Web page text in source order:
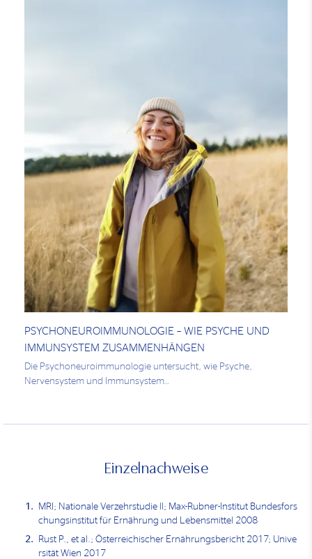
PSYCHONEUROIMMUNOLOGIE – WIE PSYCHE UND
IMMUNSYSTEM ZUSAMMENHÄNGEN
Die Psychoneuroimmunologie untersucht, wie Psyche,
Nervensystem und Immunsystem…
Einzelnachweise
MRI; Nationale Verzehrstudie ll; Max-Rubner-Institut Bundesfors
chungsinstitut für Ernährung und Lebensmittel 2008
Rust P., et al.; Österreichischer Ernährungsbericht 2017; Unive
rsität Wien 2017